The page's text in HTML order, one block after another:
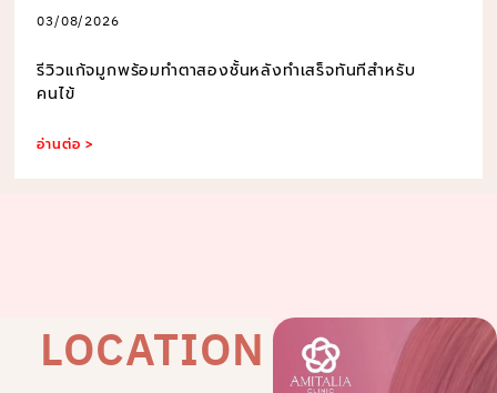
03/08/2026
รีวิวแก้จมูกพร้อมทำตาสองชั้นหลังทำเสร็จทันทีสำหรับ
คนไข้
อ่านต่อ >
LOCATION